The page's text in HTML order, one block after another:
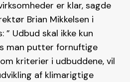
er klar, sagde
Brian Mikkelsen i
” Udbud skal ikke kun
man putter fornuftige
kriterier i udbuddene, vil
af klimarigtige